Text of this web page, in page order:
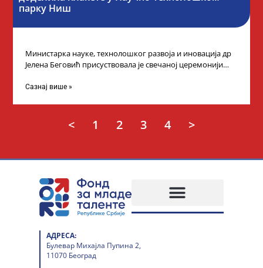
парку Ниш
Министарка науке, технолошког развоја и иновација др
Јелена Беговић присуствовала је свечаној церемонији
„Доситеја” Фонда
Сазнај више »
< 1 2 3 4 >
АДРЕСА:
Булевар Михајла Пупина 2,
11070 Београд